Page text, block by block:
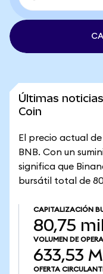
Últimas
Coin
El precio actual
BNB. Con un
significa que
bursátil total de
CAPITALIZACIÓN
80,75
VOLUMEN DE
633,53
OFERTA